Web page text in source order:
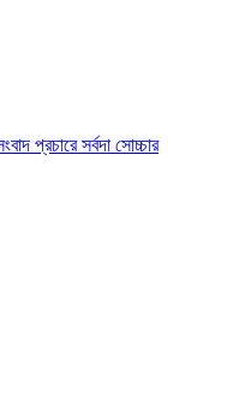
প্রচারে সর্বদা সোচ্চার